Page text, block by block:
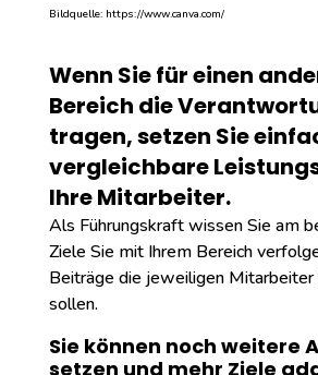
Bildquelle: https://www.canva.com/
Wenn Sie für einen
Bereich die
tragen, setzen Sie
vergleichbare
Ihre Mitarbeiter.
Als Führungskraft wissen Sie am
Ziele Sie mit Ihrem Bereich
Beiträge die jeweiligen Mitarbeiter
sollen.
Sie können noch weitere
setzen und mehr Ziele